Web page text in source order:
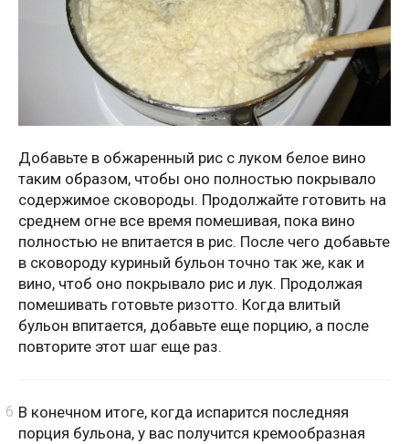
Добавьте в обжаренный рис с луком белое вино
таким образом, чтобы оно полностью покрывало
содержимое сковороды. Продолжайте готовить на
среднем огне все время помешивая, пока вино
полностью не впитается в рис. После чего добавьте
в сковороду куриный бульон точно так же, как и
вино, чтоб оно покрывало рис и лук. Продолжая
помешивать готовьте ризотто. Когда влитый
бульон впитается, добавьте еще порцию, а после
повторите этот шаг еще раз.
В конечном итоге, когда испарится последняя
порция бульона, у вас получится кремообразная